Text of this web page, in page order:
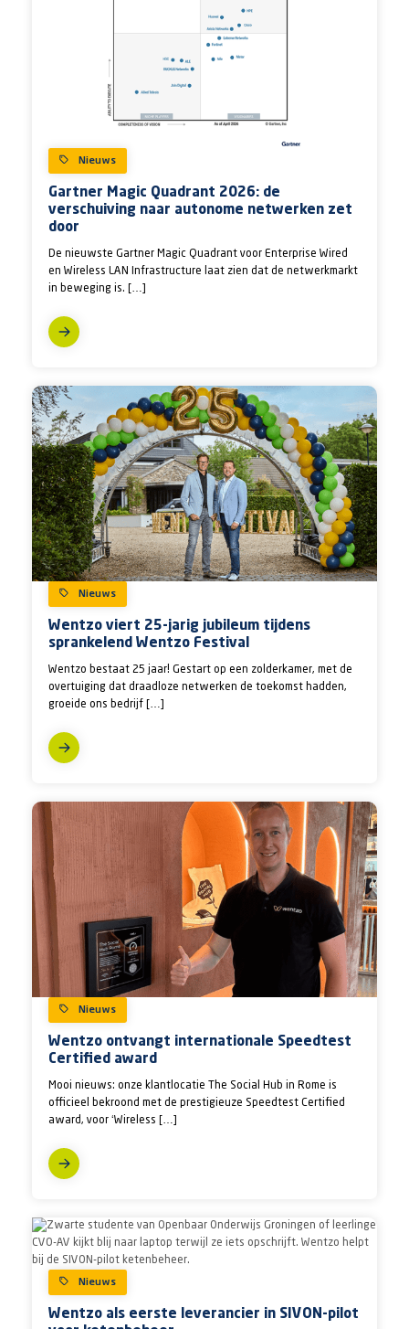
Nieuws
Gartner Magic Quadrant 2026: de
verschuiving naar autonome netwerken zet
door
De nieuwste Gartner Magic Quadrant voor Enterprise Wired
en Wireless LAN Infrastructure laat zien dat de netwerkmarkt
in beweging is. […]
Nieuws
Wentzo viert 25-jarig jubileum tijdens
sprankelend Wentzo Festival
Wentzo bestaat 25 jaar! Gestart op een zolderkamer, met de
overtuiging dat draadloze netwerken de toekomst hadden,
groeide ons bedrijf […]
Nieuws
Wentzo ontvangt internationale Speedtest
Certified award
Mooi nieuws: onze klantlocatie The Social Hub in Rome is
officieel bekroond met de prestigieuze Speedtest Certified
award, voor ‘Wireless […]
Nieuws
Wentzo als eerste leverancier in SIVON-pilot